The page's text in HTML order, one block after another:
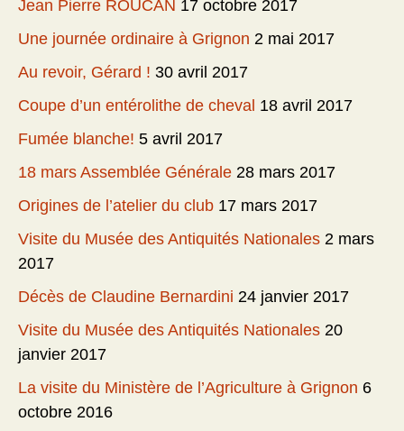
Jean Pierre ROUCAN 17 octobre 2017
Une journée ordinaire à Grignon 2 mai 2017
Au revoir, Gérard ! 30 avril 2017
Coupe d’un entérolithe de cheval 18 avril 2017
Fumée blanche! 5 avril 2017
18 mars Assemblée Générale 28 mars 2017
Origines de l’atelier du club 17 mars 2017
Visite du Musée des Antiquités Nationales 2 mars
2017
Décès de Claudine Bernardini 24 janvier 2017
Visite du Musée des Antiquités Nationales 20
janvier 2017
La visite du Ministère de l’Agriculture à Grignon 6
octobre 2016